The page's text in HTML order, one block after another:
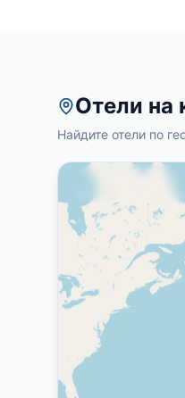
Отели на
Найдите отели по